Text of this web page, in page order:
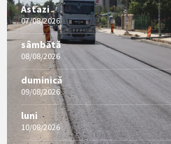
Astazi
07/08/2026
sâmbătă
08/08/2026
duminică
09/08/2026
luni
10/08/2026